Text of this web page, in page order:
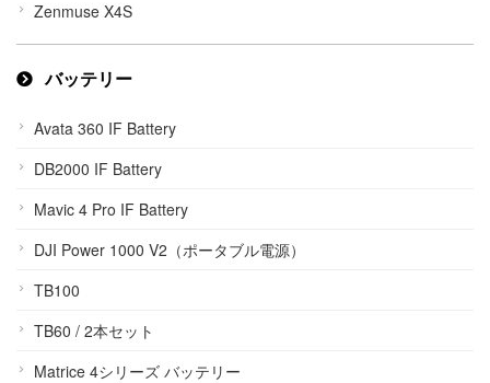
Zenmuse X4S
バッテリー
Avata 360 IF Battery
DB2000 IF Battery
Mavic 4 Pro IF Battery
DJI Power 1000 V2（ポータブル電源）
TB100
TB60 / 2本セット
Matrice 4シリーズ バッテリー